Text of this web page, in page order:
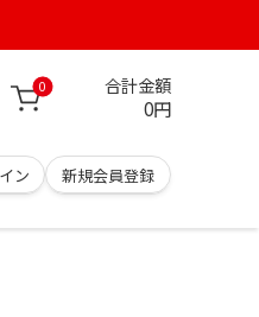
0 合計金額
0円
ン 新規会員登録